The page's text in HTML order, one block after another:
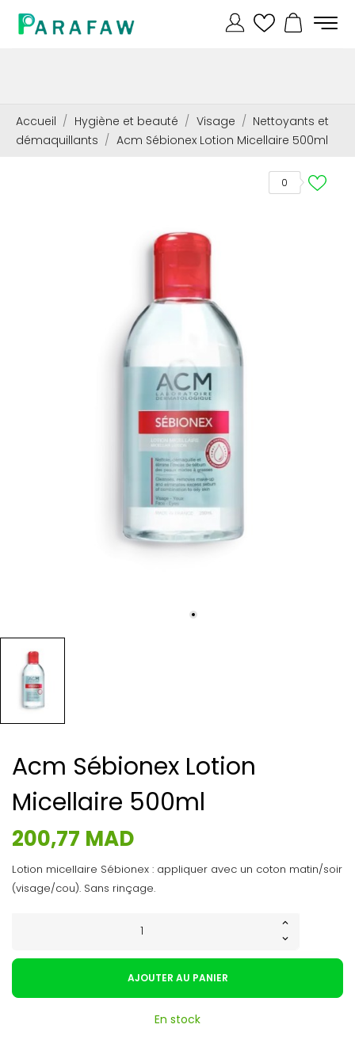
Accueil Hygiène et beauté Visage
Nettoyants et
démaquillants
Acm Sébionex Lotion Micellaire 500ml
0
Acm Sébionex Lotion
Micellaire 500ml
200,77 MAD
Lotion micellaire Sébionex : appliquer avec un coton matin/soir
(visage/cou). Sans rinçage.
AJOUTER AU PANIER
En stock